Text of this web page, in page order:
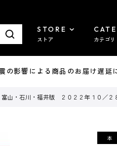
STORE
ストア カテゴリ
影響による商品のお届け遅延
山・石川・福井版 ２０２２年１０／２